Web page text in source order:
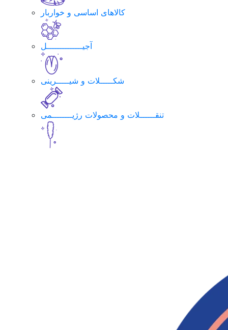
کالاهای اساسی و خواربار
آجیــــــــــــــل
شکـــــلات و شیـــــرینی
تنقــــــلات و محصولات رژیــــــــمی